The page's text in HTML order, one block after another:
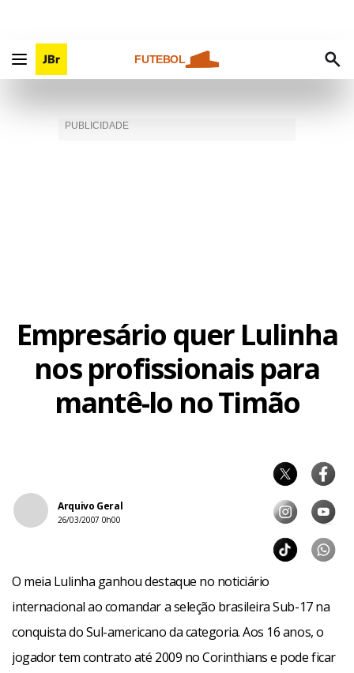
FUTEBOL
Empresário quer Lulinha
nos profissionais para
mantê-lo no Timão
Arquivo Geral
26/03/2007 0h00
O meia Lulinha ganhou destaque no noticiário
internacional ao comandar a seleção brasileira Sub-17 na
conquista do Sul-americano da categoria. Aos 16 anos, o
jogador tem contrato até 2009 no Corinthians e pode ficar